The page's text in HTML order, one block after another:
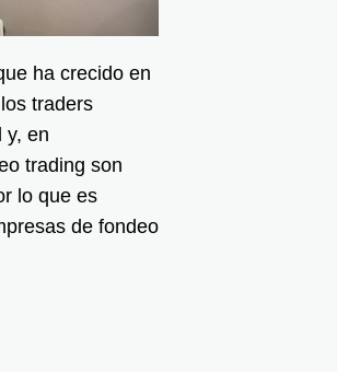
ha crecido en
traders
y, en
trading son
lo que es
de fondeo